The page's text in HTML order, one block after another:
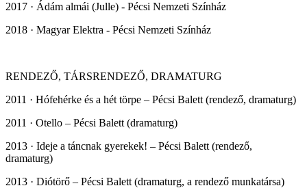
2017 · Ádám almái (Julle) - Pécsi Nemzeti Színház
2018 · Magyar Elektra - Pécsi Nemzeti Színház
RENDEZŐ, TÁRSRENDEZŐ, DRAMATURG
2011 · Hófehérke és a hét törpe – Pécsi Balett (rendező, dramaturg)
2011 · Otello – Pécsi Balett (dramaturg)
2013 · Ideje a táncnak gyerekek! – Pécsi Balett (rendező,
dramaturg)
2013 · Diótörő – Pécsi Balett (dramaturg, a rendező munkatársa)